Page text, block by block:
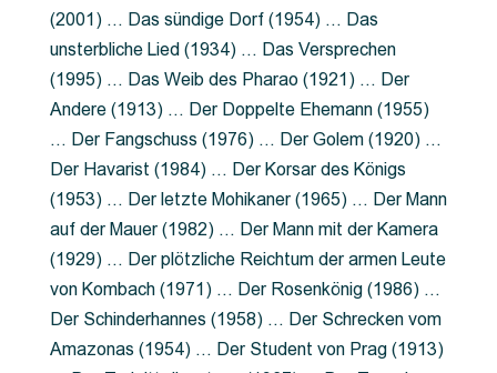
(2001) … Das sündige Dorf (1954) … Das
unsterbliche Lied (1934) … Das Versprechen
(1995) … Das Weib des Pharao (1921) … Der
Andere (1913) … Der Doppelte Ehemann (1955)
… Der Fangschuss (1976) … Der Golem (1920) …
Der Havarist (1984) … Der Korsar des Königs
(1953) … Der letzte Mohikaner (1965) … Der Mann
auf der Mauer (1982) … Der Mann mit der Kamera
(1929) … Der plötzliche Reichtum der armen Leute
von Kombach (1971) … Der Rosenkönig (1986) …
Der Schinderhannes (1958) … Der Schrecken vom
Amazonas (1954) … Der Student von Prag (1913)